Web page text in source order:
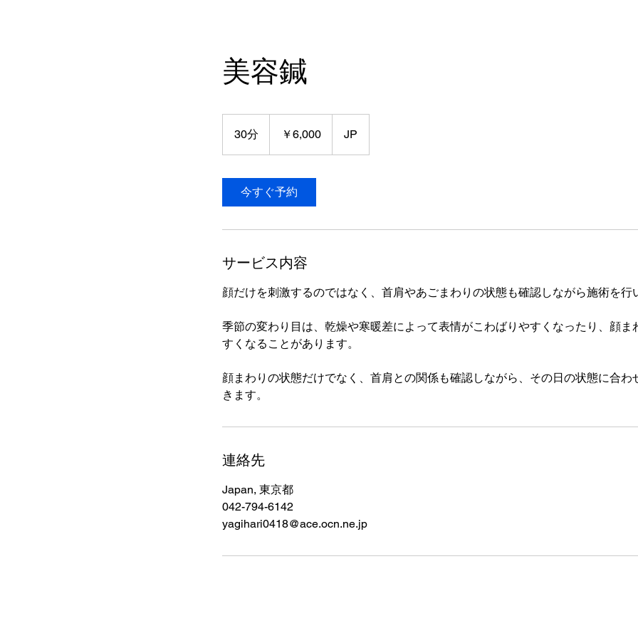
美容鍼
30分
0
￥6,000 JP
今すぐ予約
サービス内容
顔だけを刺激するのではなく、首肩やあごまわりの状態も確認しながら施術を行
季節の変わり目は、乾燥や寒暖差によって表情がこわばりやすくなったり、顔ま
すくなることがあります。
顔まわりの状態だけでなく、首肩との関係も確認しながら、その日の状態に合わ
きます。
連絡先
Japan, 東京都
042-794-6142
yagihari0418@ace.ocn.ne.jp